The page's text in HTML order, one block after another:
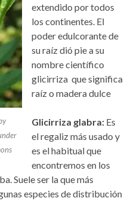
extendido por todos
los continentes. El
poder edulcorante de
su raíz dió pie a su
nombre científico
glicirriza que significa
raíz o madera dulce
Glicirriza glabra: Es
el regaliz más usado y
es el habitual que
encontremos en los
Suele ser la que más
especies de distribución